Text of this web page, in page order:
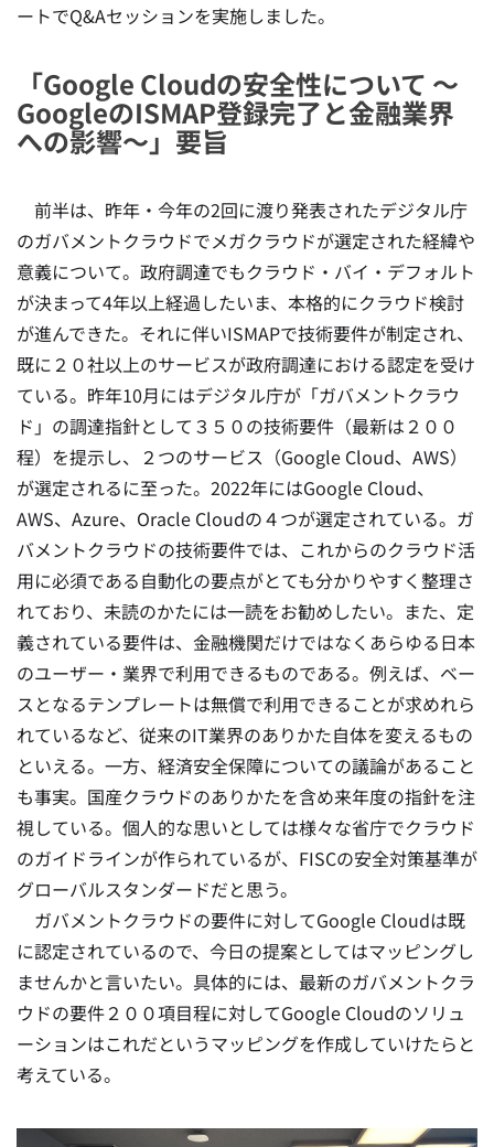
ートでQ&Aセッションを実施しました。
「Google Cloudの安全性について 〜
GoogleのISMAP登録完了と金融業界
への影響〜」要旨
前半は、昨年・今年の2回に渡り発表されたデジタル庁
のガバメントクラウドでメガクラウドが選定された経緯や
意義について。政府調達でもクラウド・バイ・デフォルト
が決まって4年以上経過したいま、本格的にクラウド検討
が進んできた。それに伴いISMAPで技術要件が制定され、
既に２０社以上のサービスが政府調達における認定を受け
ている。昨年10月にはデジタル庁が「ガバメントクラウ
ド」の調達指針として３５０の技術要件（最新は２００
程）を提示し、２つのサービス（Google Cloud、AWS）
が選定されるに至った。2022年にはGoogle Cloud、
AWS、Azure、Oracle Cloudの４つが選定されている。ガ
バメントクラウドの技術要件では、これからのクラウド活
用に必須である自動化の要点がとても分かりやすく整理さ
れており、未読のかたには一読をお勧めしたい。また、定
義されている要件は、金融機関だけではなくあらゆる日本
のユーザー・業界で利用できるものである。例えば、ベー
スとなるテンプレートは無償で利用できることが求めれら
れているなど、従来のIT業界のありかた自体を変えるもの
といえる。 一方、経済安全保障についての議論があること
も事実。国産クラウドのありかたを含め来年度の指針を注
視している。個人的な思いとしては様々な省庁でクラウド
のガイドラインが作られているが、FISCの安全対策基準が
グローバルスタンダードだと思う。
ガバメントクラウドの要件に対してGoogle Cloudは既
に認定されているので、今日の提案としてはマッピングし
ませんかと言いたい。具体的には、最新のガバメントクラ
ウドの要件２００項目程に対してGoogle Cloudのソリュ
ーションはこれだというマッピングを作成していけたらと
考えている。